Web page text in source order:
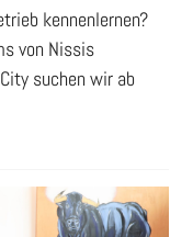
kennenlernen?
von Nissis
suchen wir ab